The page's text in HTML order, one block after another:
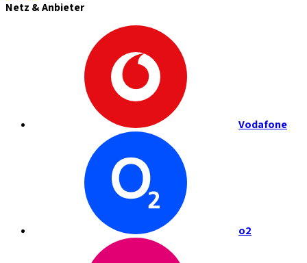
Netz & Anbieter
Vodafone
o2